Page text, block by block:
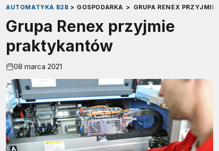
AUTOMATYKA B2B > GOSPODARKA > GRUPA RENEX
Grupa Renex przyjmie
praktykantów
08 marca 2021